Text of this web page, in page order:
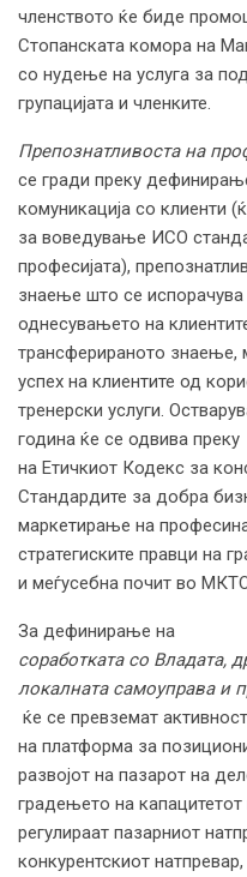
членството ќе биде
Стопанската комора на
со нудење на услуга за
групацијата и членките.
Препознатливоста на
се гради преку
комуникација со клиенти
за воведување ИСО
професијата),
знаење што се
однесувањето на
трансферираното знаење,
успех на клиентите од
тренерски услуги.
година ќе се одвива
на Етичкиот Кодекс за
Стандардите за добра
маркетирање на
стратегиските правци на
и меѓусебна почит во
За дефинирање на
соработката со Владата,
локалната самоуправа и
ќе се превземат
на платформа за
развојот на пазарот на
градењето на
регулираат пазарниот
конкурентскиот